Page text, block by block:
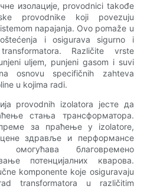
изолације, provodnici takođe
provodnike koji povezuju
napajanja. Ovo pomaže u
i osigurava sigurno i
Različite vrste
uljem, punjeni gasom i suvi
osnovu specifičnih zahteva
u kojima radi.
provodnih izolatora јесте да
стања трансформатора.
за праћење у izolatore,
здравље и перформансе
омогућава благовремено
потенцијалних кварова.
komponente koje osiguravaju
transformatora u različitim